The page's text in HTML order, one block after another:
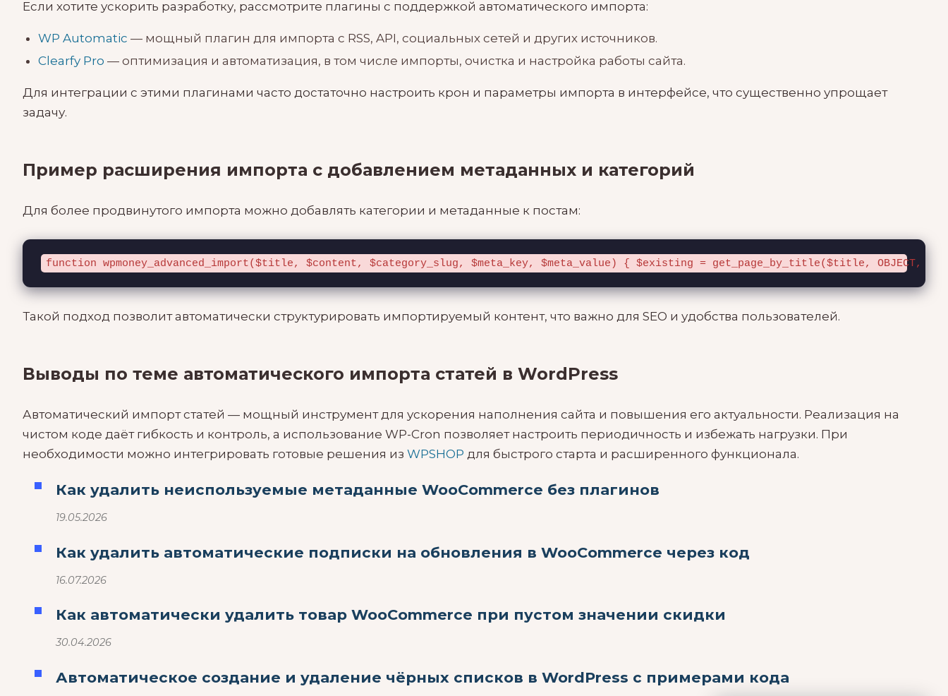
Если хотите ускорить разработку, рассмотрите плагины с поддержкой автоматического импорта:
WP Automatic — мощный плагин для импорта с RSS, API, социальных сетей и других источников.
Clearfy Pro — оптимизация и автоматизация, в том числе импорты, очистка и настройка работы сайта.
Для интеграции с этими плагинами часто достаточно настроить крон и параметры импорта в интерфейсе, что существенно упрощает
задачу.
Пример расширения импорта с добавлением метаданных и категорий
Для более продвинутого импорта можно добавлять категории и метаданные к постам:
function wpmoney_advanced_import($title, $content, $category_slug, $meta_key, $meta_value) { $existing = get_page_by_title($title,
Такой подход позволит автоматически структурировать импортируемый контент, что важно для SEO и удобства пользователей.
Выводы по теме автоматического импорта статей в WordPress
Автоматический импорт статей — мощный инструмент для ускорения наполнения сайта и повышения его актуальности. Реализация на
чистом коде даёт гибкость и контроль, а использование WP-Cron позволяет настроить периодичность и избежать нагрузки. При
необходимости можно интегрировать готовые решения из WPSHOP для быстрого старта и расширенного функционала.
Как удалить неиспользуемые метаданные WooCommerce без плагинов
19.05.2026
Как удалить автоматические подписки на обновления в WooCommerce через код
16.07.2026
Как автоматически удалить товар WooCommerce при пустом значении скидки
30.04.2026
Автоматическое создание и удаление чёрных списков в WordPress с примерами кода